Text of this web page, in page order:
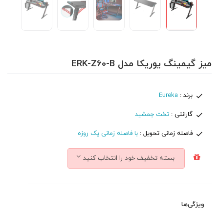
میز گیمینگ یوریکا مدل ERK-Z60-B
برند :Eureka
گارانتی :تخت جمشید
فاصله زمانی تحویل : با فاصله زمانی یک روزه
بسته تخفیف خود را انتخاب کنید
ویژگی‌ها